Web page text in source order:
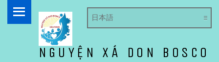
NGUYỆN XÁ DON BOSCO